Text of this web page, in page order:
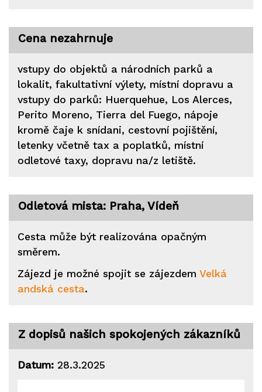
Cena nezahrnuje
vstupy do objektů a národních parků a
lokalit, fakultativní výlety, místní dopravu a
vstupy do parků: Huerquehue, Los Alerces,
Perito Moreno, Tierra del Fuego, nápoje
kromě čaje k snídani, cestovní pojištění,
letenky včetně tax a poplatků, místní
odletové taxy, dopravu na/z letiště.
Odletová mista: Praha, Vídeň
Cesta může být realizována opačným
směrem.
Zájezd je možné spojit se zájezdem Velká
andská cesta.
Z dopisů našich spokojených zákazníků
Datum: 28.3.2025